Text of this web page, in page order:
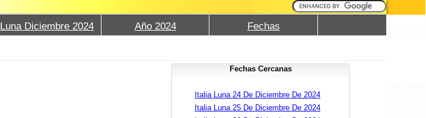
Luna Diciembre 2024 Año 2024 Fechas
Fechas Cercanas
Italia Luna 24 De Diciembre De 2024
Italia Luna 25 De Diciembre De 2024